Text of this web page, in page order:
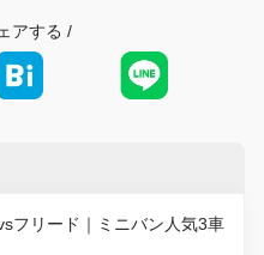
アする /
フリード｜ミニバン人気3車